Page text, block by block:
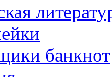
банкнот